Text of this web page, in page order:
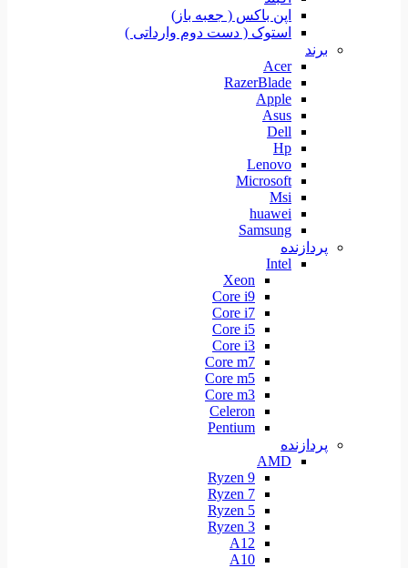
اپن باکس ( جعبه باز)
استوک ( دست دوم وارداتی )
برند
Acer
RazerBlade
Apple
Asus
Dell
Hp
Lenovo
Microsoft
Msi
huawei
Samsung
پردازنده
Intel
Xeon
Core i9
Core i7
Core i5
Core i3
Core m7
Core m5
Core m3
Celeron
Pentium
پردازنده
AMD
Ryzen 9
Ryzen 7
Ryzen 5
Ryzen 3
A12
A10